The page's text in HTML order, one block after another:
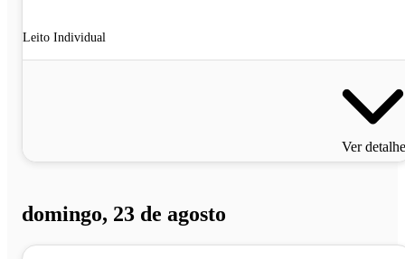
Leito Individual
Ver
domingo, 23 de agosto